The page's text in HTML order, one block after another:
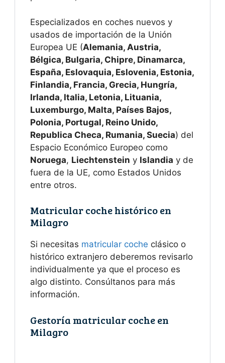
Especializados en coches nuevos y
usados de importación de la Unión
Europea UE (Alemania, Austria,
Bélgica, Bulgaria, Chipre, Dinamarca,
España, Eslovaquia, Eslovenia, Estonia,
Finlandia, Francia, Grecia, Hungría,
Irlanda, Italia, Letonia, Lituania,
Luxemburgo, Malta, Países Bajos,
Polonia, Portugal, Reino Unido,
Republica Checa, Rumania, Suecia) del
Espacio Económico Europeo como
Noruega, Liechtenstein y Islandia y de
fuera de la UE, como Estados Unidos
entre otros.
Matricular coche histórico en
Milagro
Si necesitas matricular coche clásico o
histórico extranjero deberemos revisarlo
individualmente ya que el proceso es
algo distinto. Consúltanos para más
información.
Gestoría matricular coche en
Milagro